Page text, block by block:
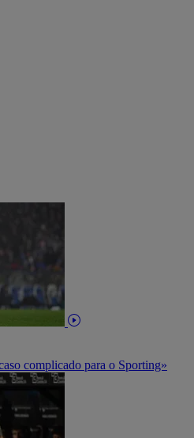
complicado para o Sporting»